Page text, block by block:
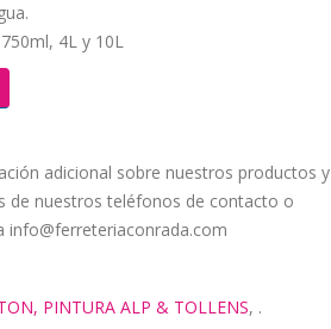
750ml, 4L y 10L
adicional sobre nuestros productos y
de nuestros teléfonos de contacto o
info@ferreteriaconrada.com
PINTURA ALP & TOLLENS, .